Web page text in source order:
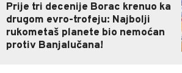
Prije tri decenije Borac krenuo ka
drugom evro-trofeju: Najbolji
rukometaš planete bio nemoćan
protiv Banjalučana!